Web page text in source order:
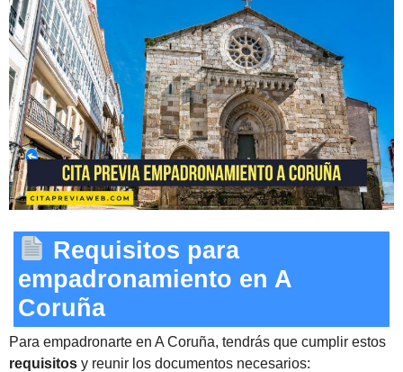
Requisitos para
empadronamiento en A
Coruña
Para empadronarte en A Coruña, tendrás que cumplir estos
requisitos y reunir los documentos necesarios: